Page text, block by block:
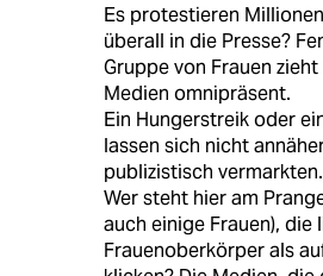
Es protestieren
überall in die Presse?
Gruppe von Frauen
Medien omnipräsent.
Ein Hungerstreik oder
lassen sich nicht
publizistisch vermarkten.
Wer steht hier am
auch einige Frauen), die
Frauenoberkörper als